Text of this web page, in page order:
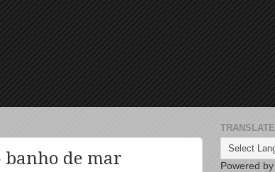
banho de mar
TRANSLATE
Powered by